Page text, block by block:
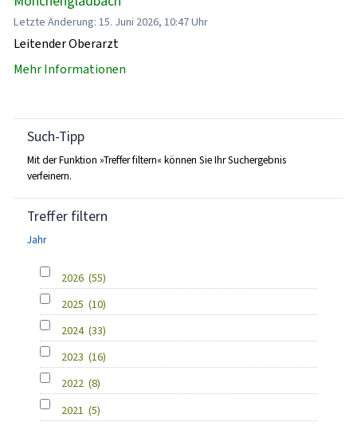
Letzte Änderung: 15. Juni 2026, 10:47 Uhr
Leitender Oberarzt
Mehr Informationen
Such-Tipp
Mit der Funktion »Treffer filtern« können Sie Ihr Suchergebnis
verfeinern.
Treffer filtern
Jahr
2026 (55)
2025 (10)
2024 (33)
2023 (16)
2022 (8)
2021 (5)